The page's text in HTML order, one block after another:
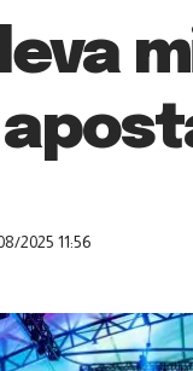
2025 11:56